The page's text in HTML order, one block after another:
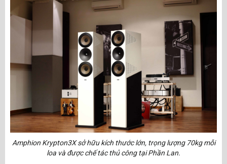
Amphion Krypton3X sở hữu kích thước lớn, trọng lượng 70kg mỗi
loa và được chế tác thủ công tại Phần Lan.